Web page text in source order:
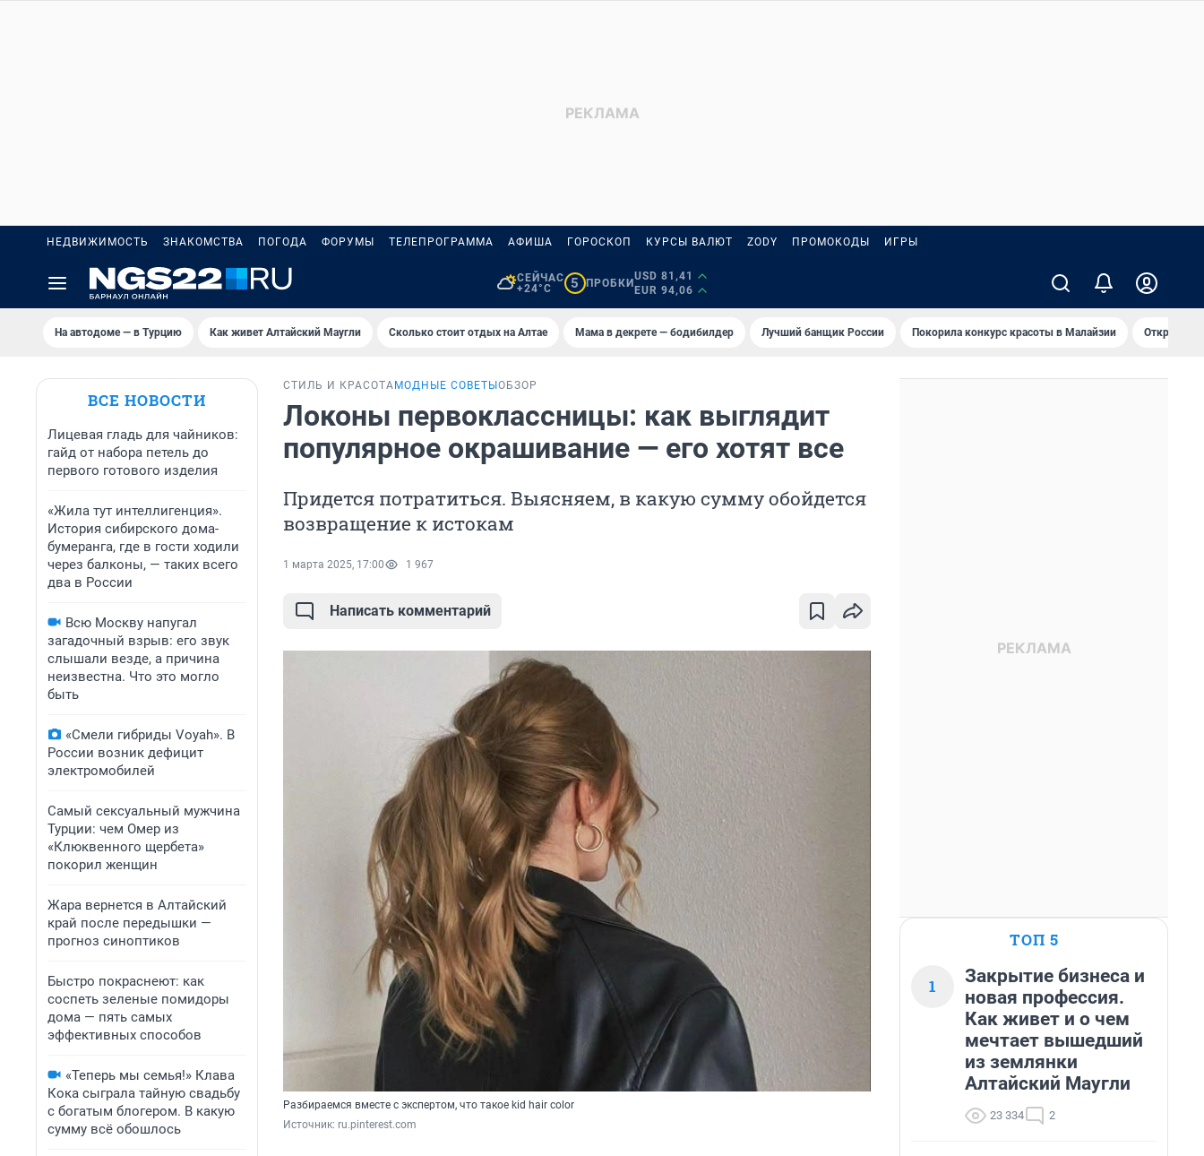
НЕДВИЖИМОСТЬ ЗНАКОМСТВА ПОГОДА ФОРУМЫ ТЕЛЕПРОГРАММА АФИША ГОРОСКОП КУРСЫ ВАЛЮТ ZODY ПРОМОКОДЫ ИГРЫ
СЕЙЧАС
+24°C
5 ПРОБКИ
USD 81,41
EUR 94,06
На автодоме — в Турцию Как живет Алтайский Маугли Сколько стоит отдых на Алтае Мама в декрете — бодибилдер Лучший банщик России Покорила конкурс красоты в Малайзии Открыл
ВСЕ НОВОСТИ
Лицевая гладь для чайников:
гайд от набора петель до
первого готового изделия
«Жила тут интеллигенция».
История сибирского дома-
бумеранга, где в гости ходили
через балконы, — таких всего
два в России
Всю Москву напугал
загадочный взрыв: его звук
слышали везде, а причина
неизвестна. Что это могло
быть
«Смели гибриды Voyah». В
России возник дефицит
электромобилей
Самый сексуальный мужчина
Турции: чем Омер из
«Клюквенного щербета»
покорил женщин
Жара вернется в Алтайский
край после передышки —
прогноз синоптиков
Быстро покраснеют: как
соспеть зеленые помидоры
дома — пять самых
эффективных способов
«Теперь мы семья!» Клава
Кока сыграла тайную свадьбу
с богатым блогером. В какую
сумму всё обошлось
СТИЛЬ И КРАСОТА МОДНЫЕ СОВЕТЫ ОБЗОР
Локоны первоклассницы: как выглядит
популярное окрашивание — его хотят все
Придется потратиться. Выясняем, в какую сумму обойдется
возвращение к истокам
1 марта 2025, 17:00 1 967
Написать комментарий
Разбираемся вместе с экспертом, что такое kid hair color
Источник: ru.pinterest.com
ТОП 5
1
Закрытие бизнеса и
новая профессия.
Как живет и о чем
мечтает вышедший
из землянки
Алтайский Маугли
23 334 2